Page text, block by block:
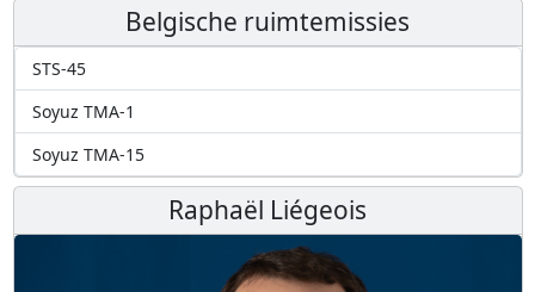
Belgische ruimtemissies
STS-45
Soyuz TMA-1
Soyuz TMA-15
Raphaël Liégeois